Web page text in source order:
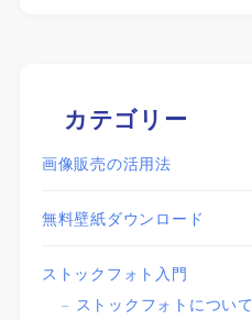
カテゴリー
画像販売の活用法
無料壁紙ダウンロード
ストックフォト入門
ストックフォトについて